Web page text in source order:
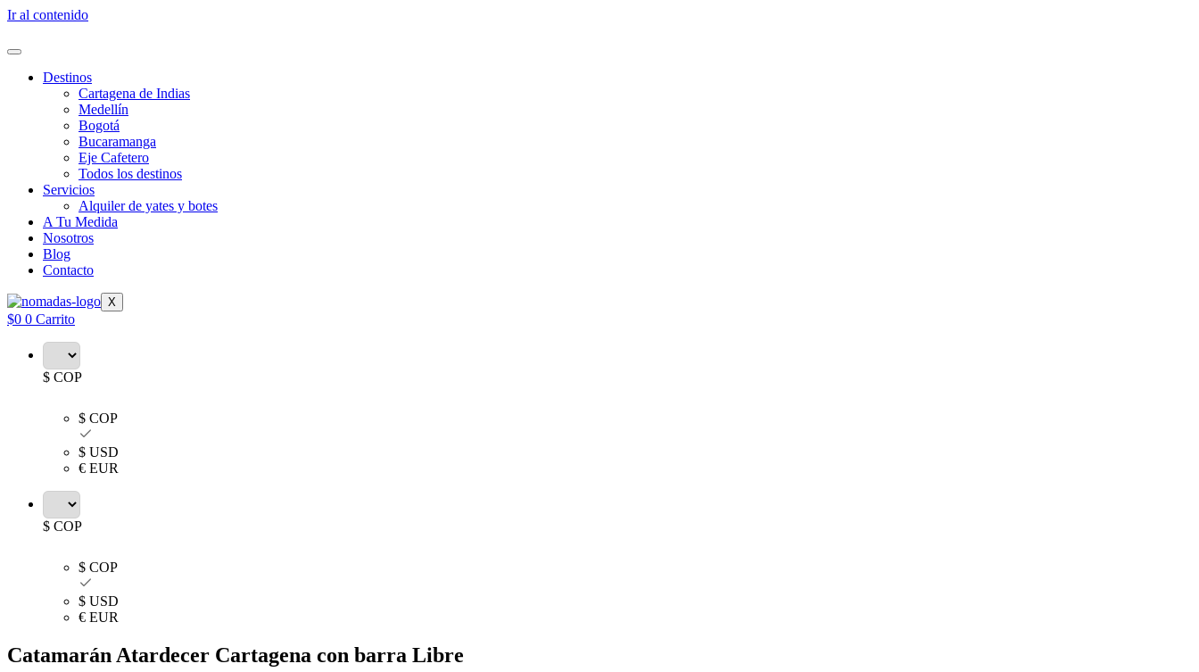
Ir al contenido
Destinos
Cartagena de Indias
Medellín
Bogotá
Bucaramanga
Eje Cafetero
Todos los destinos
Servicios
Alquiler de yates y botes
A Tu Medida
Nosotros
Blog
Contacto
X
$0 0 Carrito
$ COP
$ COP
$ USD
€ EUR
$ COP
$ COP
$ USD
€ EUR
Catamarán Atardecer Cartagena con barra Libre